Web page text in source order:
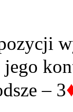
– 3